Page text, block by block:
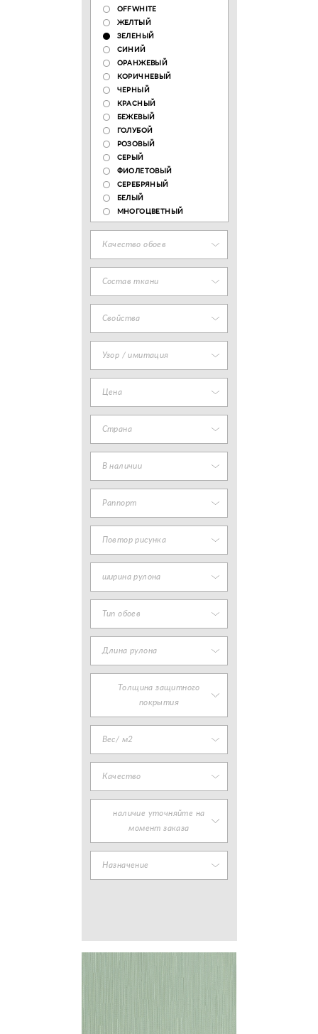
OFFWHITE
ЖЕЛТЫЙ
ЗЕЛЕНЫЙ
СИНИЙ
ОРАНЖЕВЫЙ
КОРИЧНЕВЫЙ
ЧЕРНЫЙ
КРАСНЫЙ
БЕЖЕВЫЙ
ГОЛУБОЙ
РОЗОВЫЙ
СЕРЫЙ
ФИОЛЕТОВЫЙ
СЕРЕБРЯНЫЙ
БЕЛЫЙ
МНОГОЦВЕТНЫЙ
Качество обоев
Состав ткани
Свойства
Узор / имитация
Цена
Страна
В наличии
Раппорт
Повтор рисунка
ширина рулона
Тип обоев
Длина рулона
Толщина защитного
покрытия
Вес/ м2
Качество
наличие уточняйте на
момент заказа
Назначение